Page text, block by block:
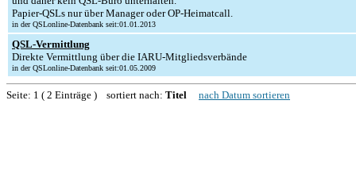
Papier-QSLs nur über Manager oder OP-Heimatcall.
in der QSLonline-Datenbank seit:01.01.2013
QSL-Vermittlung
Direkte Vermittlung über die IARU-Mitgliedsverbände
in der QSLonline-Datenbank seit:01.05.2009
Seite: 1 ( 2 Einträge ) sortiert nach: Titel nach Datum sortieren